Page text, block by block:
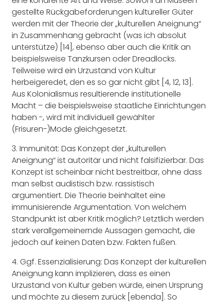
gestellte Rückgabeforderungen kultureller Güter
werden mit der Theorie der „kulturellen Aneignung“
in Zusammenhang gebracht (was ich absolut
unterstütze) [14], ebenso aber auch die Kritik an
beispielsweise Tanzkursen oder Dreadlocks.
Teilweise wird ein Urzustand von Kultur
herbeigeredet, den es so gar nicht gibt [4, 12, 13].
Aus Kolonialismus resultierende institutionelle
Macht – die beispielsweise staatliche Einrichtungen
haben -, wird mit individuell gewählter
(Frisuren-)Mode gleichgesetzt.
3. Immunität: Das Konzept der „kulturellen
Aneignung“ ist autoritär und nicht falsifizierbar. Das
Konzept ist scheinbar nicht bestreitbar, ohne dass
man selbst audistisch bzw. rassistisch
argumentiert. Die Theorie beinhaltet eine
immunisierende Argumentation. Von welchem
Standpunkt ist aber Kritik möglich? Letztlich werden
stark verallgemeinernde Aussagen gemacht, die
jedoch auf keinen Daten bzw. Fakten fußen.
4. Ggf. Essenzialisierung: Das Konzept der kulturellen
Aneignung kann implizieren, dass es einen
Urzustand von Kultur geben würde, einen Ursprung
und möchte zu diesem zurück [ebenda]. So